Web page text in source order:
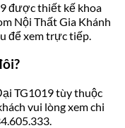
được thiết kế khoa
Nội Thất Gia Khánh
để xem trực tiếp.
TG1019 tùy thuộc
vui lòng xem chi